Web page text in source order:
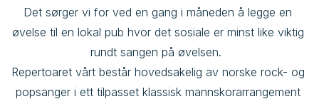
Det sørger vi for ved en gang i måneden å legge en
øvelse til en lokal pub hvor det sosiale er minst like viktig
rundt sangen på øvelsen.
Repertoaret vårt består hovedsakelig av norske rock- og
popsanger i ett tilpasset klassisk mannskorarrangement